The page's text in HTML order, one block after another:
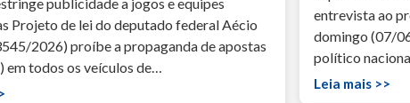
publicidade a jogos e equipes
Projeto de lei do deputado federal Aécio
2026) proíbe a propaganda de apostas
em todos os veículos de…
entrevista ao
domingo (07/
político
Leia mais >>